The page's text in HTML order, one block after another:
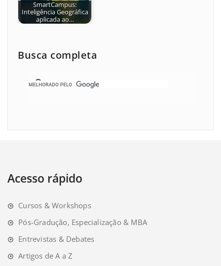
SmartCampus:
Inteligência Geográfica
aplicada ao…
Busca completa
Acesso rápido
Cursos & Workshops
Pós-Gradução, Especialização & MBA
Entrevistas & Debates
Artigos de A a Z